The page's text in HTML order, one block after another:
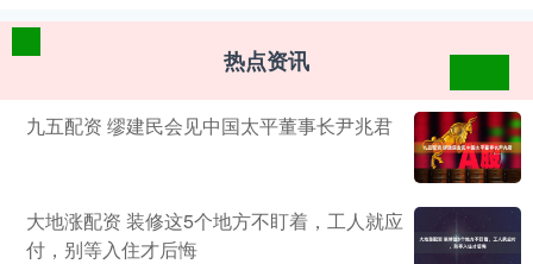
热点资讯
九五配资 缪建民会见中国太平董事长尹兆君
大地涨配资 装修这5个地方不盯着，工人就应
付，别等入住才后悔